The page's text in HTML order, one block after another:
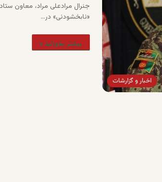
اخبار و گزارشات
جنرال مرادعلی مراد، معاون
«نابخشودنی» در…
بیشتر بخوانید »